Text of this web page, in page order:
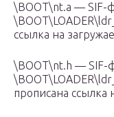
\BOOT\nt.a — SIF-
ссылка на
\BOOT\nt.h — SIF-
прописана ссылка